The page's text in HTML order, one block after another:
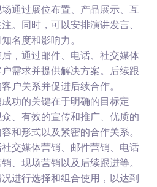
过展位布置、产品展示、互
。同时，可以安排演讲发言、
名度和影响力。
通过邮件、电话、社交媒体
需求并提供解决方案。后续跟
户关系并促进后续合作。
的关键在于明确的目标定
、有效的宣传和推广、优质的
和形式以及紧密的合作关系。
交媒体营销、邮件营销、电话
、现场营销以及后续跟进等。
进行选择和组合使用，以达到